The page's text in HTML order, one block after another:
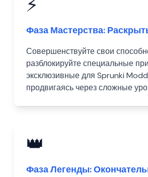
⚡
Фаза Мастерства:
Совершенствуйте свои
разблокируйте специальные
эксклюзивные для Sprunki
продвигаясь через сложные
👑
Фаза Легенды: